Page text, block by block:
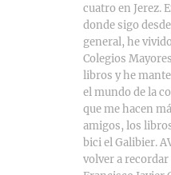
cuatro en Jerez.
donde sigo
general, he
Colegios
libros y he
el mundo de la
que me hacen
amigos, los
bici el Galibier.
volver a recordar